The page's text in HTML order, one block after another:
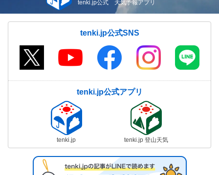
tenki.jp公式 天気予報アプリ
tenki.jp公式SNS
tenki.jp公式アプリ
tenki.jp tenki.jp 登山天気